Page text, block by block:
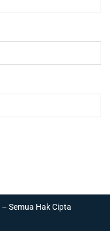
– Semua Hak Cipta